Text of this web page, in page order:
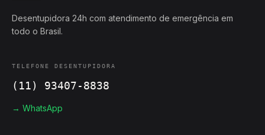
Desentupidora 24h com atendimento de emergência em
todo o Brasil.
TELEFONE DESENTUPIDORA
(11) 93407-8838
→ WhatsApp